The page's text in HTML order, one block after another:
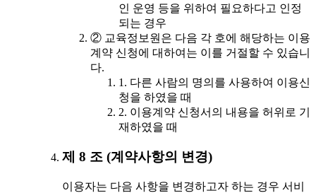
인 운영 등을 위하여 필요하다고 인정
되는 경우
② 교육정보원은 다음 각 호에 해당하는 이용
계약 신청에 대하여는 이를 거절할 수 있습니
다.
1. 다른 사람의 명의를 사용하여 이용신
청을 하였을 때
2. 이용계약 신청서의 내용을 허위로 기
재하였을 때
제 8 조 (계약사항의 변경)
이용자는 다음 사항을 변경하고자 하는 경우 서비